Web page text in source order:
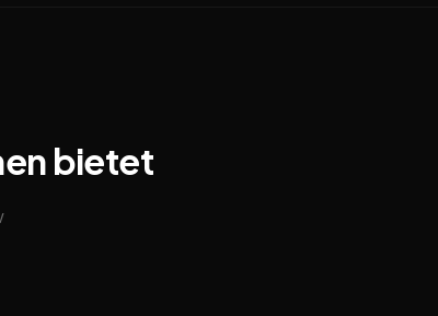
bietet